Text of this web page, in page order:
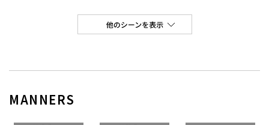
MANNERS